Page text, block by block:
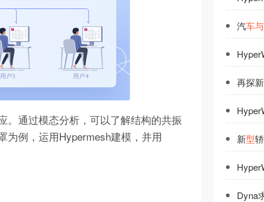
。通过模态分析，可以了解结构的共振
为例，运用Hypermesh建模，并用
汽车与
再探新
新型轿
Dyna